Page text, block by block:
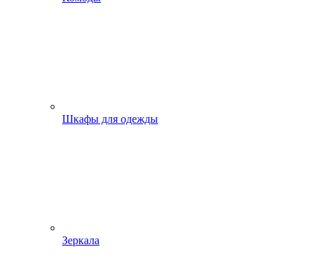
Шкафы для одежды
Зеркала